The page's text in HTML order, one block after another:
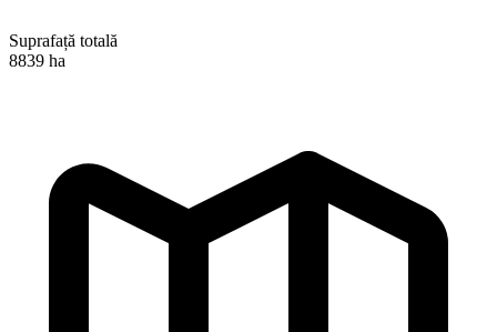
Suprafață totală
8839 ha